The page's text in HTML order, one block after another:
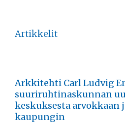
Artikkelit
Arkkitehti Carl Ludvig
suuriruhtinaskunnan
keskuksesta arvokkaan
kaupungin